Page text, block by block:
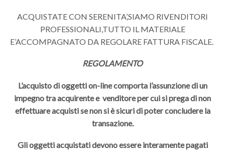
ACQUISTATE CON SERENITA’,SIAMO RIVENDITORI
PROFESSIONALI,TUTTO IL MATERIALE
E’ACCOMPAGNATO DA REGOLARE FATTURA FISCALE.
REGOLAMENTO
L’acquisto di oggetti on-line comporta l’assunzione di un
impegno tra acquirente e venditore per cui si prega di non
effettuare acquisti se non si è sicuri di poter concludere la
transazione.
Gli oggetti acquistati devono essere interamente pagati